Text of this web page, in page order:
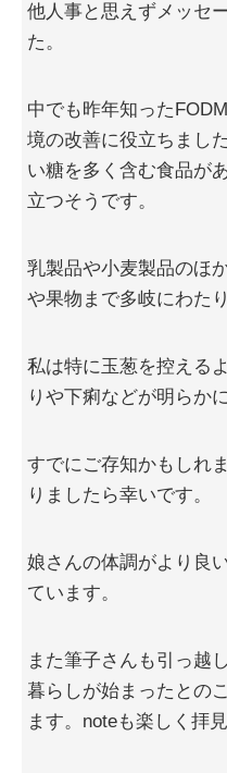
他人事と思えずメッセ
た。
中でも昨年知った
境の改善に役立ちまし
い糖を多く含む食品が
立つそうです。
乳製品や小麦製品のほ
や果物まで多岐にわたり
私は特に玉葱を控える
りや下痢などが明らか
すでにご存知かもしれ
りましたら幸いです。
娘さんの体調がより良
ています。
また筆子さんも引っ越
暮らしが始まったとの
ます。noteも楽しく拝